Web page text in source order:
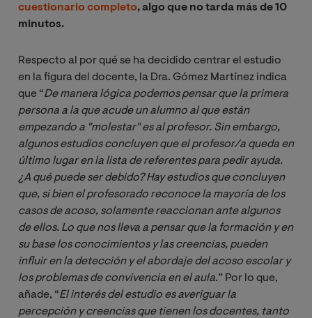
cuestionario completo, algo que no tarda más de 10
minutos.
Respecto al por qué se ha decidido centrar el estudio
en la figura del docente, la Dra. Gómez Martínez indica
que “De manera lógica podemos pensar que la primera
persona a la que acude un alumno al que están
empezando a "molestar" es al profesor. Sin embargo,
algunos estudios concluyen que el profesor/a queda en
último lugar en la lista de referentes para pedir ayuda.
¿A qué puede ser debido? Hay estudios que concluyen
que, si bien el profesorado reconoce la mayoría de los
casos de acoso, solamente reaccionan ante algunos
de ellos. Lo que nos lleva a pensar que la formación y en
su base los conocimientos y las creencias, pueden
influir en la detección y el abordaje del acoso escolar y
los problemas de convivencia en el aula.” Por lo que,
añade, “El interés del estudio es averiguar la
percepción y creencias que tienen los docentes, tanto